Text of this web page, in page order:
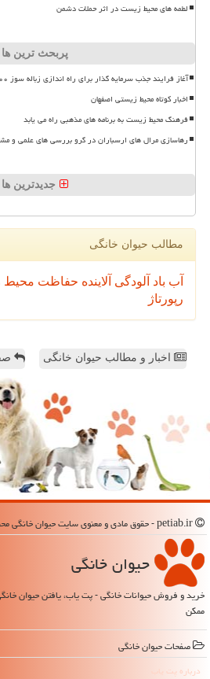
لطمه های محیط زیست در اثر حملات دشمن
پربحث ترین ها
آغاز فرایند جذب سرمایه گذار برای راه اندازی زباله سوز ۳۰۰ تنی اصفهان
اخبار کوتاه محیط زیستی اصفهان
فرهنگ محیط زیست به برنامه های مذهبی راه می یابد
رهاسازی مرال های ارسباران در گرو بررسی های علمی و
جدیدترین ها
مطالب حیوان خانگی
آب باد آلودگی آلاینده حفاظت محیط
رپورتاژ
اخبار و مطالب حیوان خانگی
حیوان خانگی
خرید و فروش حیوانات خانگی - پت یاب، یافتن حیوان
ممکن
صفحات حیوان خانگی
درباره پت یاب